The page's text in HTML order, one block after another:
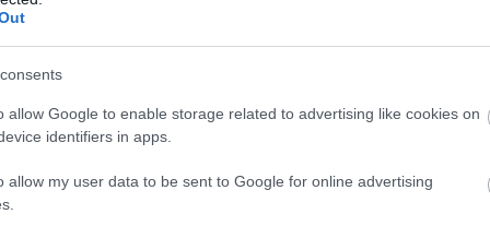
allow Google to enable storage related to advertising like cookies on
identifiers in apps.
allow my user data to be sent to Google for online advertising